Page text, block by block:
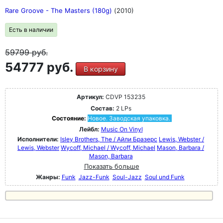
Rare Groove - The Masters (180g) (2010)
Есть в наличии
59799руб.
54777 руб. В корзину
Артикул: CDVP 153235
Состав: 2 LPs
Состояние: Новое. Заводская упаковка.
Лейбл: Music On Vinyl
Исполнители: Isley Brothers, The / Айли Бразерс Lewis, Webster /
Lewis, Webster Wycoff, Michael / Wycoff, Michael Mason, Barbara /
Mason, Barbara
Показать больше
Жанры: Funk Jazz-Funk Soul-Jazz Soul und Funk